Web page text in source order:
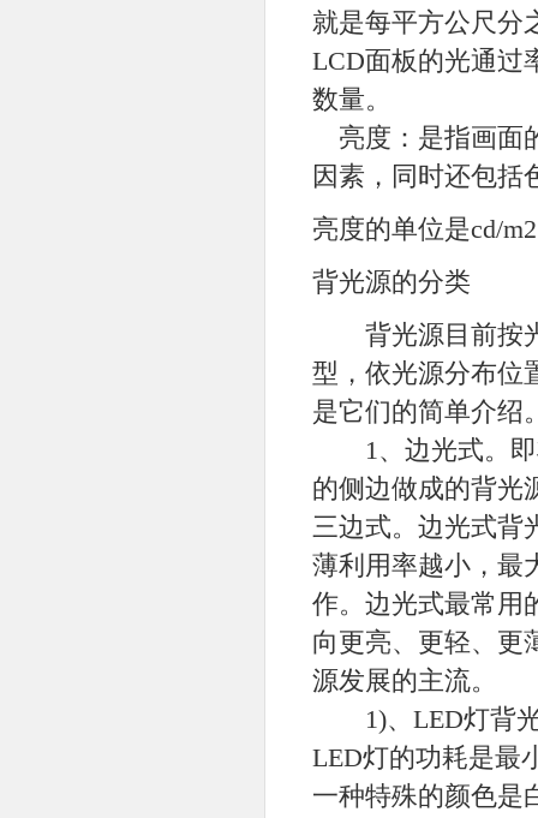
就是每平方公尺分
LCD面板的光通过
数量。
亮度：是指画面
因素，同时还包括
亮度的单位是cd/
背光源的分类
背光源目前按光
型，依光源分布位
是它们的简单介绍
1、边光式。即
的侧边做成的背光
三边式。边光式背
薄利用率越小，最
作。边光式最常用
向更亮、更轻、更
源发展的主流。
1)、LED灯背光
LED灯的功耗是最
一种特殊的颜色是